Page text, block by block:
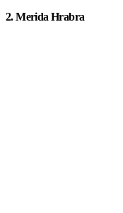
2. Merida Hrabra